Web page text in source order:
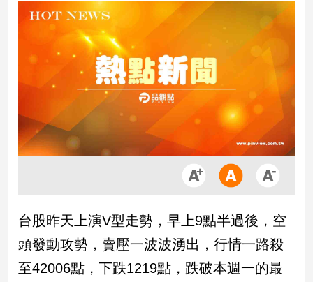
產
市
品
政
治
政
治
台股昨天上演V型走勢，早上9點半過後，空
頭發動攻勢，賣壓一波波湧出，行情一路殺
至42006點，下跌1219點，跌破本週一的最